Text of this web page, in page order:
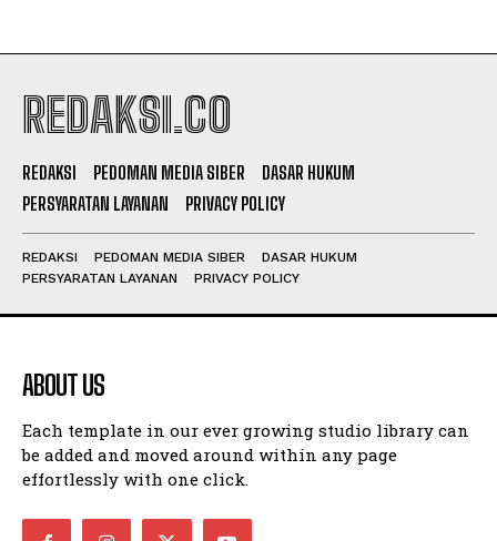
REDAKSI.CO
REDAKSI PEDOMAN MEDIA SIBER
DASAR HUKUM
PERSYARATAN LAYANAN
PRIVACY POLICY
REDAKSI PEDOMAN MEDIA SIBER
DASAR HUKUM
PERSYARATAN LAYANAN
PRIVACY POLICY
ABOUT US
Each template in our ever growing studio library can
be added and moved around within any page
effortlessly with one click.